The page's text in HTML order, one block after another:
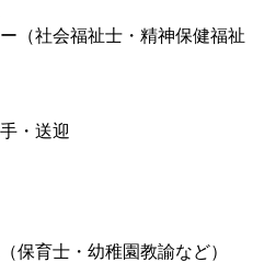
（社会福祉士・精神保健福祉
・送迎
保育士・幼稚園教諭など）